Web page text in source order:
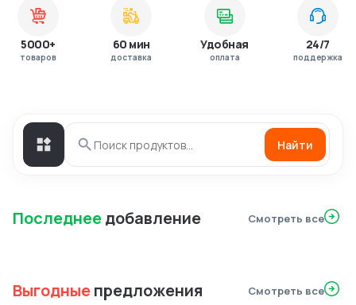
5000+
товаров
60 мин
доставка
Удобная
оплата
24/7
поддержка
Найти
Последнеедобавление Смотреть все
Выгодныепредложения Смотреть все